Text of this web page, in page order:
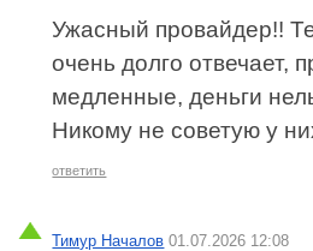
Ужасный провайдер!!
очень долго отвечает,
медленные, деньги
Никому не советую у
ответить
Тимур Началов 01.07.2026 12:08